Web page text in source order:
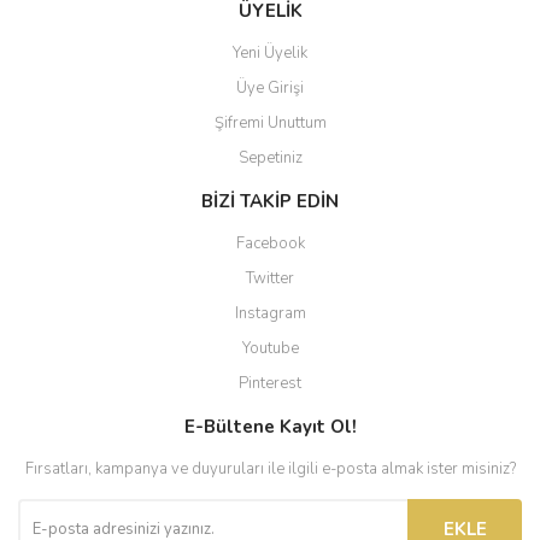
ÜYELİK
Yeni Üyelik
Üye Girişi
Şifremi Unuttum
Sepetiniz
BİZİ TAKİP EDİN
Facebook
Twitter
Instagram
Youtube
Pinterest
E-Bültene Kayıt Ol!
Fırsatları, kampanya ve duyuruları ile ilgili e-posta almak ister misiniz?
EKLE